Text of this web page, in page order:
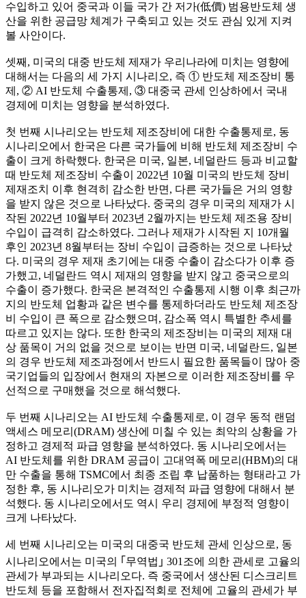
수입하고 있어 중국과 이들 국가 간 저가(低價) 범용반도체 생
산을 위한 공급망 체계가 구축되고 있는 것도 관심 있게 지켜
볼 사안이다.
셋째, 미국의 대중 반도체 제재가 우리나라에 미치는 영향에
대해서는 다음의 세 가지 시나리오, 즉 ① 반도체 제조장비 통
제, ② AI 반도체 수출통제, ③ 대중국 관세 인상하에서 국내
경제에 미치는 영향을 분석하였다.
첫 번째 시나리오는 반도체 제조장비에 대한 수출통제로, 동
시나리오에서 한국은 다른 국가들에 비해 반도체 제조장비 수
출이 크게 하락했다. 한국은 미국, 일본, 네덜란드 등과 비교할
때 반도체 제조장비 수출이 2022년 10월 미국의 반도체 장비
제재조치 이후 현격히 감소한 반면, 다른 국가들은 거의 영향
을 받지 않은 것으로 나타났다. 중국의 경우 미국의 제재가 시
작된 2022년 10월부터 2023년 2월까지는 반도체 제조용 장비
수입이 급격히 감소하였다. 그러나 제재가 시작된 지 10개월
후인 2023년 8월부터는 장비 수입이 급증하는 것으로 나타났
다. 미국의 경우 제재 초기에는 대중 수출이 감소다가 이후 증
가했고, 네덜란드 역시 제재의 영향을 받지 않고 중국으로의
수출이 증가했다. 한국은 본격적인 수출통제 시행 이후 최근까
지의 반도체 업황과 같은 변수를 통제하더라도 반도체 제조장
비 수입이 큰 폭으로 감소했으며, 감소폭 역시 특별한 추세를
따르고 있지는 않다. 또한 한국의 제조장비는 미국의 제재 대
상 품목이 거의 없을 것으로 보이는 반면 미국, 네덜란드, 일본
의 경우 반도체 제조과정에서 반드시 필요한 품목들이 많아 중
국기업들의 입장에서 현재의 자본으로 이러한 제조장비를 우
선적으로 구매했을 것으로 해석했다.
두 번째 시나리오는 AI 반도체 수출통제로, 이 경우 동적 랜덤
액세스 메모리(DRAM) 생산에 미칠 수 있는 최악의 상황을 가
정하고 경제적 파급 영향을 분석하였다. 동 시나리오에서는
AI 반도체를 위한 DRAM 공급이 고대역폭 메모리(HBM)의 대
만 수출을 통해 TSMC에서 최종 조립 후 납품하는 형태라고 가
정한 후, 동 시나리오가 미치는 경제적 파급 영향에 대해서 분
석했다. 동 시나리오에서도 역시 우리 경제에 부정적 영향이
크게 나타났다.
세 번째 시나리오는 미국의 대중국 반도체 관세 인상으로, 동
시나리오에서는 미국의 ｢무역법｣ 301조에 의한 관세로 고율의
관세가 부과되는 시나리오다. 즉 중국에서 생산된 디스크리트
반도체 등을 포함해서 전자집적회로 전체에 고율의 관세가 부